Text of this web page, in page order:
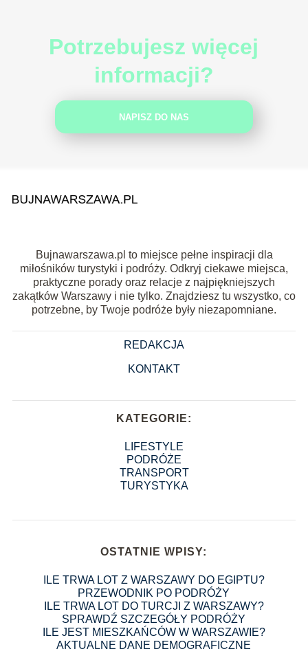
Potrzebujesz więcej
informacji?
NAPISZ DO NAS
Bujnawarszawa.pl to miejsce pełne inspiracji dla
miłośników turystyki i podróży. Odkryj ciekawe miejsca,
praktyczne porady oraz relacje z najpiękniejszych
zakątków Warszawy i nie tylko. Znajdziesz tu wszystko, co
potrzebne, by Twoje podróże były niezapomniane.
REDAKCJA
KONTAKT
KATEGORIE:
LIFESTYLE
PODRÓŻE
TRANSPORT
TURYSTYKA
OSTATNIE WPISY:
ILE TRWA LOT Z WARSZAWY DO EGIPTU?
PRZEWODNIK PO PODRÓŻY
ILE TRWA LOT DO TURCJI Z WARSZAWY?
SPRAWDŹ SZCZEGÓŁY PODRÓŻY
ILE JEST MIESZKAŃCÓW W WARSZAWIE?
AKTUALNE DANE DEMOGRAFICZNE